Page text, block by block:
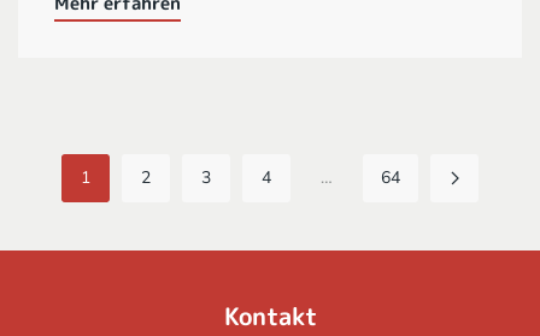
1 2 3 4 … 64
Kontakt